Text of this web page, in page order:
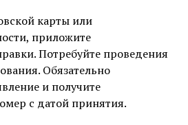
карты или
приложите
Потребуйте проведения
Обязательно
и получите
с датой принятия.